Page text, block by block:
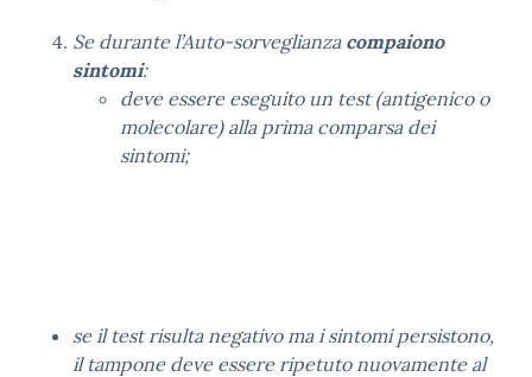
Se durante l’Auto-sorveglianza compaiono
sintomi:
deve essere eseguito un test (antigenico o
molecolare) alla prima comparsa dei
sintomi;
se il test risulta negativo ma i sintomi persistono,
il tampone deve essere ripetuto nuovamente al